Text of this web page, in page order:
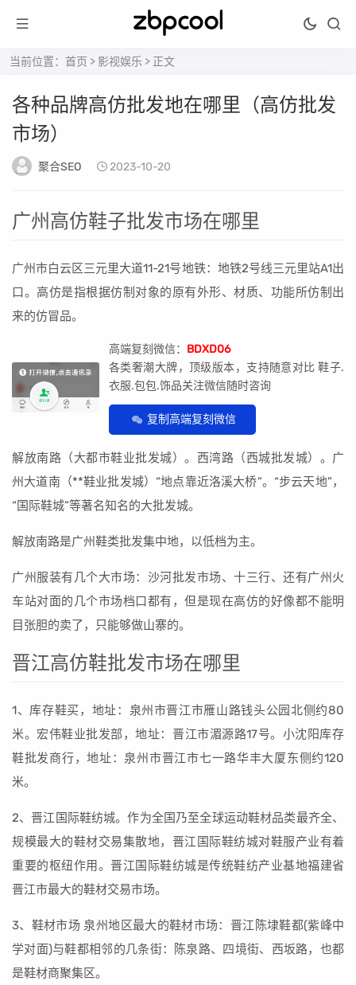
当前位置： 首页 > 影视娱乐 > 正文
各种品牌高仿批发地在哪里（高仿批发
市场）
聚合SEO 2023-10-20
广州高仿鞋子批发市场在哪里
广州市白云区三元里大道11-21号地铁：地铁2号线三元里站A1出
口。高仿是指根据仿制对象的原有外形、材质、功能所仿制出
来的仿冒品。
高端复刻微信： BDXD06
各类奢潮大牌，顶级版本，支持随意对比 鞋子.
衣服.包包.饰品关注微信随时咨询
复制高端复刻微信
解放南路（大都市鞋业批发城）。西湾路（西城批发城）。广
州大道南（**鞋业批发城）“地点靠近洛溪大桥”。“步云天地”，
“国际鞋城”等著名知名的大批发城。
解放南路是广州鞋类批发集中地，以低档为主。
广州服装有几个大市场：沙河批发市场、十三行、还有广州火
车站对面的几个市场档口都有，但是现在高仿的好像都不能明
目张胆的卖了，只能够做山寨的。
晋江高仿鞋批发市场在哪里
1、库存鞋买，地址：泉州市晋江市雁山路钱头公园北侧约80
米。宏伟鞋业批发部，地址：晋江市湄源路17号。小沈阳库存
鞋批发商行，地址：泉州市晋江市七一路华丰大厦东侧约120
米。
2、晋江国际鞋纺城。作为全国乃至全球运动鞋材品类最齐全、
规模最大的鞋材交易集散地，晋江国际鞋纺城对鞋服产业有着
重要的枢纽作用。晋江国际鞋纺城是传统鞋纺产业基地福建省
晋江市最大的鞋材交易市场。
3、鞋材市场 泉州地区最大的鞋材市场：晋江陈埭鞋都(紫峰中
学对面)与鞋都相邻的几条街：陈泉路、四境街、西坂路，也都
是鞋材商聚集区。